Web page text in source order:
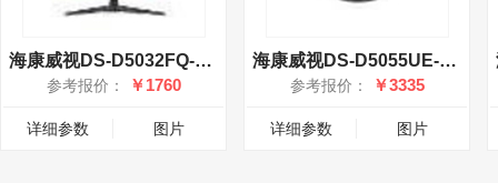
海康威视DS-D5032FQ-A(国内标配)
参考报价： ￥1760
详细参数 图片
海康威视DS-D5055UE-B(国内标配)
参考报价： ￥3335
详细参数 图片